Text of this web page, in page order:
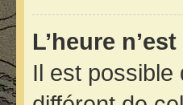
L’heure
Il est possible